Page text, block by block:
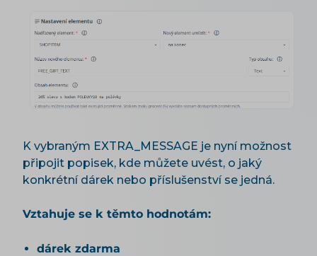
K vybraným EXTRA_MESSAGE je nyní možnost
připojit popisek, kde můžete uvést, o jaký
konkrétní dárek nebo příslušenství se jedná.
Vztahuje se k těmto hodnotám:
dárek zdarma